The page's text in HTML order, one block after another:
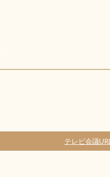
テレビ会議URL